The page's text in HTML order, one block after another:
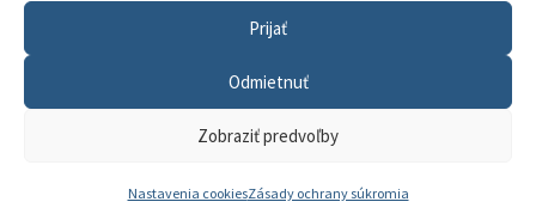
Prijať
Odmietnuť
Zobraziť predvoľby
Nastavenia cookiesZásady ochrany súkromia
© 2026 Národný inštitút vzdelávania a mládeže
Sprístupnenie informácií
GDPR